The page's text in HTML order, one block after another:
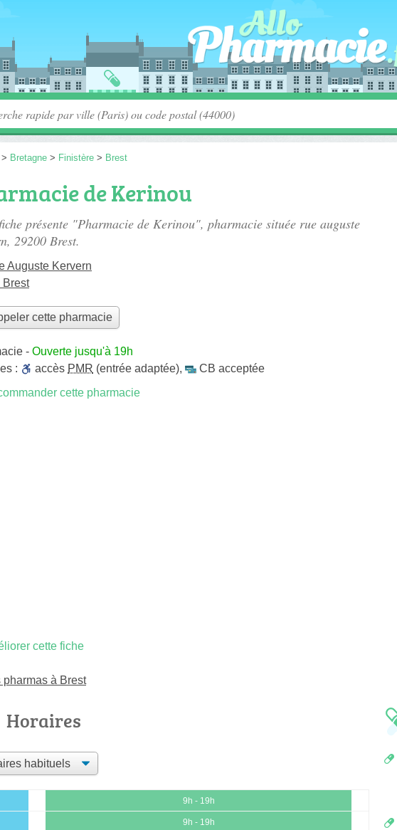
> Bretagne > Finistère > Brest
de Kerinou
présente "Pharmacie de Kerinou", pharmacie située rue auguste
, 29200 Brest.
Auguste Kervern
Brest
cette pharmacie
- Ouverte jusqu'à 19h
:
accès PMR (entrée adaptée),
CB acceptée
cette pharmacie
cette fiche
pharmas à Brest
Horaires
9h - 19h
9h - 19h